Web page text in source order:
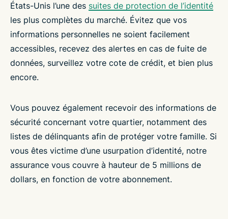
États-Unis l’une des suites de protection de l’identité
les plus complètes du marché. Évitez que vos
informations personnelles ne soient facilement
accessibles, recevez des alertes en cas de fuite de
données, surveillez votre cote de crédit, et bien plus
encore.
Vous pouvez également recevoir des informations de
sécurité concernant votre quartier, notamment des
listes de délinquants afin de protéger votre famille. Si
vous êtes victime d’une usurpation d’identité, notre
assurance vous couvre à hauteur de 5 millions de
dollars, en fonction de votre abonnement.